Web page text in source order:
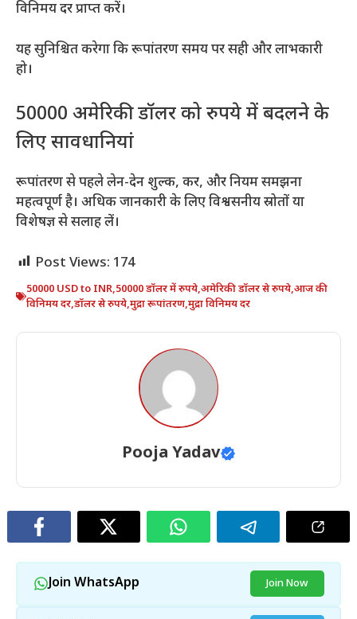
विनिमय दर प्राप्त करें।
यह सुनिश्चित करेगा कि रूपांतरण समय पर सही और लाभकारी
हो।
50000 अमेरिकी डॉलर को रुपये में बदलने के
लिए सावधानियां
रूपांतरण से पहले लेन-देन शुल्क, कर, और नियम समझना
महत्वपूर्ण है। अधिक जानकारी के लिए विश्वसनीय स्रोतों या
विशेषज्ञ से सलाह लें।
Post Views: 174
50000 USD to INR,50000 डॉलर में रुपये,अमेरिकी डॉलर से रुपये,आज की
विनिमय दर,डॉलर से रुपये,मुद्रा रूपांतरण,मुद्रा विनिमय दर
Pooja Yadav
Join WhatsApp Join Now